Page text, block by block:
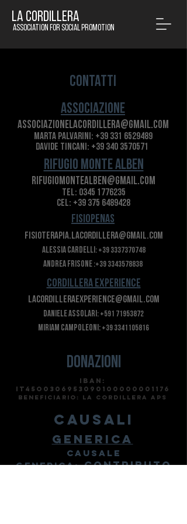
LA CORDILLERA
Association for social promotion
Contatti
FisioPenas
Associazione
associazionelacordillera@gmail.com
marta palvarini: +39 331 6529489
Davide tincani: +39 340 3570571
fisioterapia.lacordillera@gmail.com
Alessia Cardelli: +39 3337370748
Andrea Frisone :+39 3343578838
lacordilleraexperience@gmail.com
Daniele Assolari: +591 71953872
Miriam Campoleoni: +39 3341105816
Donazioni
causali
cordillera experience
IBAn:
IT45o0306953090100000001176
BENEFICIARIO: LA CORDILLERA APS
RIFUGIO MONTE ALBEN
rifugiomontealben@gmail.com
Tel: 0345 1776235
CEL: +39 375 6489428
Generica
CAUSALE
generica:CONTRIBUTO